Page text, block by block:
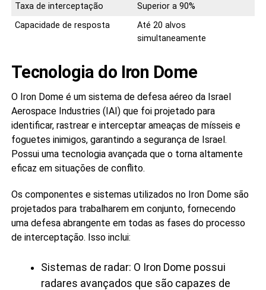
Taxa de interceptação
Superior a 90%
Capacidade de resposta
Até 20 alvos
simultaneamente
Tecnologia do Iron Dome
O Iron Dome é um sistema de defesa aéreo da Israel
Aerospace Industries (IAI) que foi projetado para
identificar, rastrear e interceptar ameaças de mísseis e
foguetes inimigos, garantindo a segurança de Israel.
Possui uma tecnologia avançada que o torna altamente
eficaz em situações de conflito.
Os componentes e sistemas utilizados no Iron Dome são
projetados para trabalharem em conjunto, fornecendo
uma defesa abrangente em todas as fases do processo
de interceptação. Isso inclui:
Sistemas de radar: O Iron Dome possui
radares avançados que são capazes de